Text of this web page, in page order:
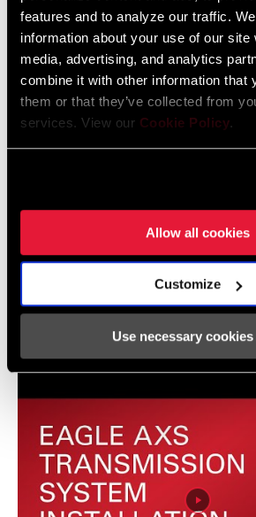
features and to analyze our traffic.
information about your use of our site
media, advertising, and analytics
combine it with other information that
them or that they’ve collected from
services. View our Cookie Policy.
Allow all cookies
Customize
Use necessary
604kb
Spezifikationen für den Rahmen
Videos